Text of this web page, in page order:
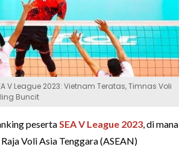
V League 2023: Vietnam Teratas, Timnas Voli
Buncit
pesertaSEA V League 2023, di mana
Voli Asia Tenggara (ASEAN)